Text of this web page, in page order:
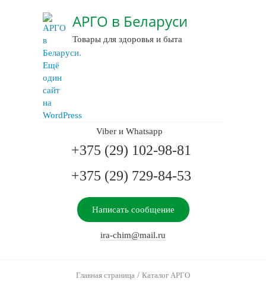
АРГО в Беларуси
Товары для здоровья и быта
Viber и Whatsapp
+375 (29) 102-98-81
+375 (29) 729-84-53
Написать сообщение
ira-chim@mail.ru
Главная страница / Каталог АРГО